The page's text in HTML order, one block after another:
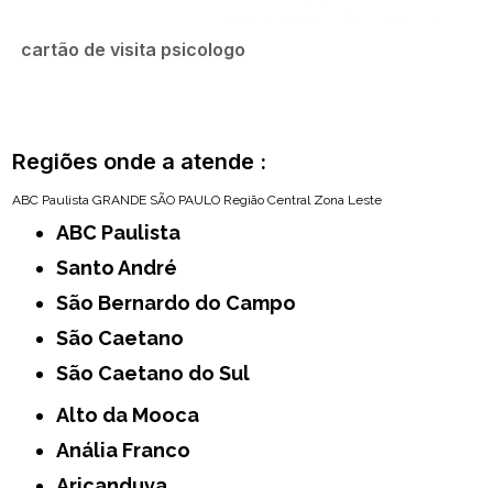
cartão de visita psicologo
Regiões onde a atende :
ABC Paulista GRANDE SÃO PAULO Região Central Zona Leste
ABC Paulista
Santo André
São Bernardo do Campo
São Caetano
São Caetano do Sul
Alto da Mooca
Anália Franco